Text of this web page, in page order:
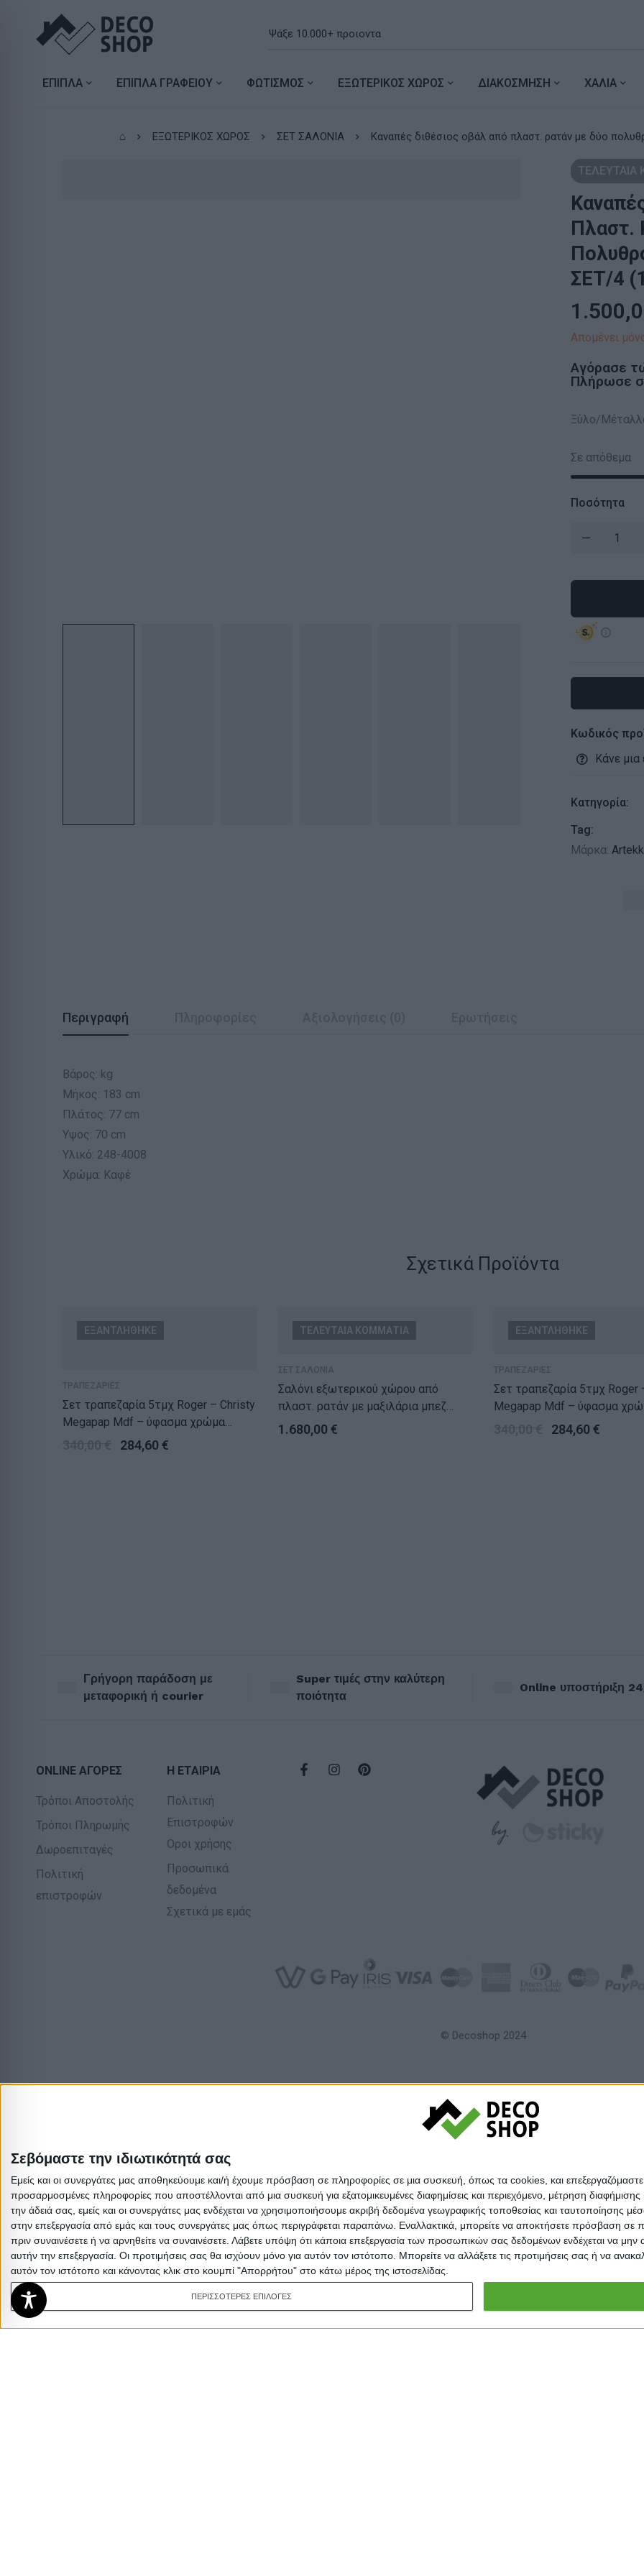
Σεβόμαστε την ιδιωτικότητά σας
Εμείς και οι συνεργάτες μας αποθηκεύουμε και/ή έχουμε πρόσβαση σε πληροφορίες σε μια συσκευή, όπως τα cookies, και
προσαρμοσμένες πληροφορίες που αποστέλλονται από μια συσκευή για εξατομικευμένες διαφημίσεις και περιεχόμενο, μέτρηση
την άδειά σας, εμείς και οι συνεργάτες μας ενδέχεται να χρησιμοποιήσουμε ακριβή δεδομένα γεωγραφικής τοποθεσίας και ταυτοποίησης
στην επεξεργασία από εμάς και τους συνεργάτες μας όπως περιγράφεται παραπάνω. Εναλλακτικά, μπορείτε να αποκτήσετε πρόσβαση σε
πριν συναινέσετε ή να αρνηθείτε να συναινέσετε. Λάβετε υπόψη ότι κάποια επεξεργασία των προσωπικών σας δεδομένων ενδέχεται να μην
αυτήν την επεξεργασία. Οι προτιμήσεις σας θα ισχύουν μόνο για αυτόν τον ιστότοπο. Μπορείτε να αλλάξετε τις προτιμήσεις σας ή να
αυτόν τον ιστότοπο και κάνοντας κλικ στο κουμπί "Απορρήτου" στο κάτω μέρος της ιστοσελίδας.
ΠΕΡΙΣΣΟΤΕΡΕΣ ΕΠΙΛΟΓΕΣ
ΕΠΙΠΛΑ ΕΠΙΠΛΑ ΓΡΑΦΕΙΟΥ ΦΩΤΙΣΜΟΣ ΕΞΩΤΕΡΙΚΟΣ ΧΩΡΟΣ ΔΙΑΚΟΣΜΗΣΗ ΧΑΛΙΑ
⌂ ΕΞΩΤΕΡΙΚΟΣ ΧΩΡΟΣ ΣΕΤ ΣΑΛΟΝΙΑ Καναπές διθέσιος οβάλ από πλαστ. ρατάν με δύο
ΤΕΛΕΥΤΑΙΑ
Πλαστ.
ΣΕΤ/4
Απομένει
Αγόρασε
Πλήρωσε
Ξύλο/
Σε απόθεμα
Ποσότητα
Κωδικός
Κάνε
Κατηγορία:
Tag:
Μάρκα:
Περιγραφή
Βάρος: kg
Μήκος: 183 cm
Πλάτος: 77 cm
Υψος: 70 cm
Υλικό: 248-4008
Χρώμα: Καφέ
Σχετικά Προϊόντα
ΕΞΑΝΤΛΗΘΗΚΕ
ΤΡΑΠΕΖΑΡΙΕΣ
Σετ τραπεζαρία 5τμχ Roger – Christy
Megapap Mdf – ύφασμα χρώμα
ακακίας – ανοιχτό μπεζ
284,60 €
ΤΕΛΕΥΤΑΙΑ ΚΟΜΜΑΤΙΑ
ΣΕΤ ΣΑΛΟΝΙΑ
Σαλόνι εξωτερικού χώρου από
πλαστ. ρατάν με μαξιλάρια μπεζ
ΣΕΤ/4 (200χ76χ70)cm
1.680,00 €
ΕΞΑΝΤΛΗΘΗΚΕ
ΤΡΑΠΕΖΑΡΙΕΣ
Σετ τραπεζαρία 5τμχ Roger
Megapap Mdf – ύφασμα
ακακίας – λαδί 120x70x75εκ.
284,60 €
Γρήγορη παράδοση με
μεταφορική ή courier
Super τιμές στην καλύτερη
ποιότητα
Online υποστήριξη
ONLINE ΑΓΟΡΕΣ
Τρόποι Αποστολής
Τρόποι Πληρωμής
Δωροεπιταγές
Πολιτική
επιστροφών
Η ΕΤΑΙΡΙΑ
Πολιτική
Επιστροφών
Οροι χρήσης
Προσωπικά
δεδομένα
Σχετικά με εμάς
© Decoshop 2024